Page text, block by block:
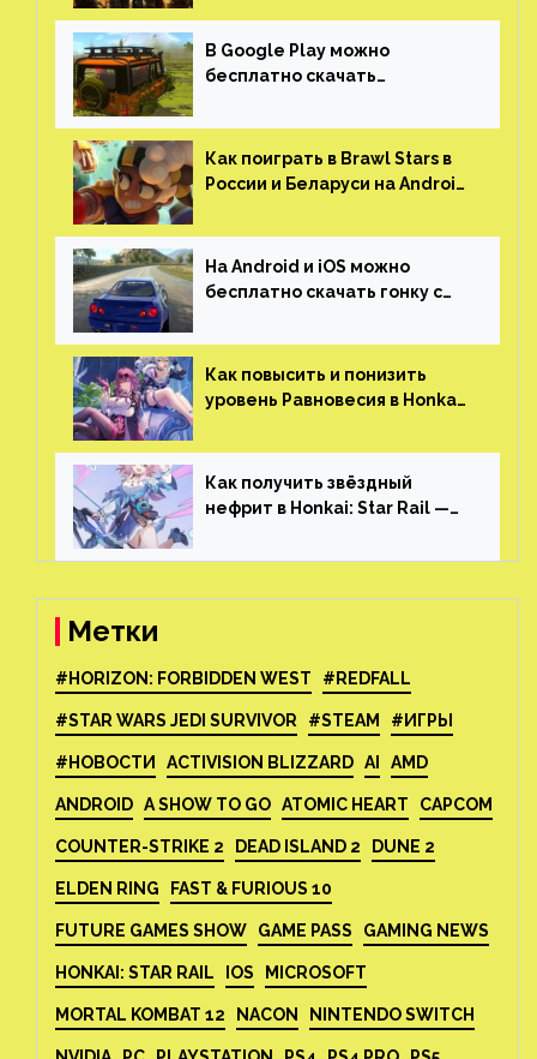
(никаких MMO)
В Google Play можно
бесплатно скачать
открытым миром, прокачкой,
гонками и тюнингом машины
Как поиграть в Brawl Stars в
России и Беларуси на Android
На Android и iOS можно
бесплатно скачать гонку с
который больше, чем в
Skyrim и GTA: San Andreas
Как повысить и понизить
уровень Равновесия в Honkai:
Как получить звёздный
нефрит в Honkai: Star Rail —
Метки
#HORIZON: FORBIDDEN WEST #REDFALL
#STAR WARS JEDI SURVIVOR #STEAM #ИГРЫ
#НОВОСТИ ACTIVISION BLIZZARD AI AMD
ANDROID A SHOW TO GO ATOMIC HEART CAPCOM
COUNTER-STRIKE 2 DEAD ISLAND 2 DUNE 2
ELDEN RING FAST & FURIOUS 10
FUTURE GAMES SHOW GAME PASS GAMING NEWS
HONKAI: STAR RAIL IOS MICROSOFT
MORTAL KOMBAT 12 NACON NINTENDO SWITCH